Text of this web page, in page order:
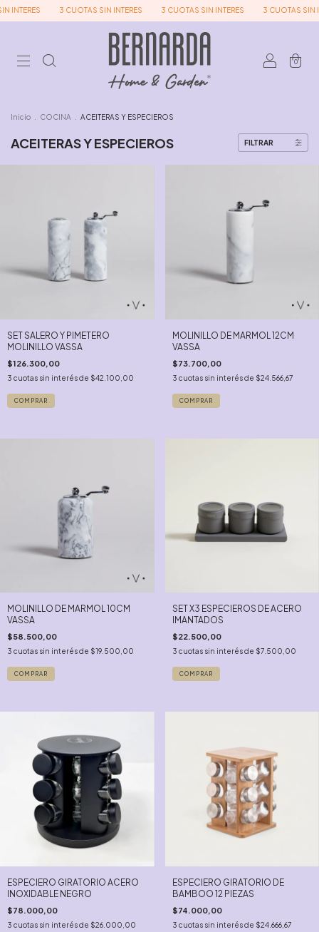
3 CUOTAS SIN INTERES 3 CUOTAS SIN INTERES 3 CUOTAS SIN INTERES
0
Inicio COCINA ACEITERAS Y ESPECIEROS
ACEITERAS Y ESPECIEROS FILTRAR
SET SALERO Y PIMETERO
MOLINILLO VASSA
$126.300,00
3 cuotas sin interés de $42.100,00
MOLINILLO DE MARMOL 12CM
VASSA
$73.700,00
3 cuotas sin interés de $24.566,67
MOLINILLO DE MARMOL 10CM
VASSA
$58.500,00
3 cuotas sin interés de $19.500,00
SET X3 ESPECIEROS DE ACERO
IMANTADOS
$22.500,00
3 cuotas sin interés de $7.500,00
ESPECIERO GIRATORIO ACERO
INOXIDABLE NEGRO
$78.000,00
3 cuotas sin interés de $26.000,00
ESPECIERO GIRATORIO DE
BAMBOO 12 PIEZAS
$74.000,00
3 cuotas sin interés de $24.666,67